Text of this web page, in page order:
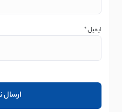
ایمیل*